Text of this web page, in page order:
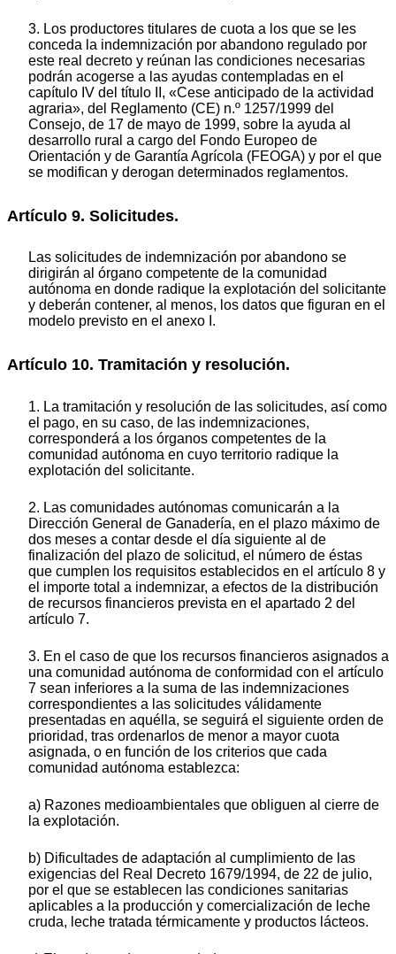
3. Los productores titulares de cuota a los que se les
conceda la indemnización por abandono regulado por
este real decreto y reúnan las condiciones necesarias
podrán acogerse a las ayudas contempladas en el
capítulo IV del título II, «Cese anticipado de la actividad
agraria», del Reglamento (CE) n.º 1257/1999 del
Consejo, de 17 de mayo de 1999, sobre la ayuda al
desarrollo rural a cargo del Fondo Europeo de
Orientación y de Garantía Agrícola (FEOGA) y por el que
se modifican y derogan determinados reglamentos.
Artículo 9. Solicitudes.
Las solicitudes de indemnización por abandono se
dirigirán al órgano competente de la comunidad
autónoma en donde radique la explotación del solicitante
y deberán contener, al menos, los datos que figuran en el
modelo previsto en el anexo I.
Artículo 10. Tramitación y resolución.
1. La tramitación y resolución de las solicitudes, así como
el pago, en su caso, de las indemnizaciones,
corresponderá a los órganos competentes de la
comunidad autónoma en cuyo territorio radique la
explotación del solicitante.
2. Las comunidades autónomas comunicarán a la
Dirección General de Ganadería, en el plazo máximo de
dos meses a contar desde el día siguiente al de
finalización del plazo de solicitud, el número de éstas
que cumplen los requisitos establecidos en el artículo 8 y
el importe total a indemnizar, a efectos de la distribución
de recursos financieros prevista en el apartado 2 del
artículo 7.
3. En el caso de que los recursos financieros asignados a
una comunidad autónoma de conformidad con el artículo
7 sean inferiores a la suma de las indemnizaciones
correspondientes a las solicitudes válidamente
presentadas en aquélla, se seguirá el siguiente orden de
prioridad, tras ordenarlos de menor a mayor cuota
asignada, o en función de los criterios que cada
comunidad autónoma establezca:
a) Razones medioambientales que obliguen al cierre de
la explotación.
b) Dificultades de adaptación al cumplimiento de las
exigencias del Real Decreto 1679/1994, de 22 de julio,
por el que se establecen las condiciones sanitarias
aplicables a la producción y comercialización de leche
cruda, leche tratada térmicamente y productos lácteos.